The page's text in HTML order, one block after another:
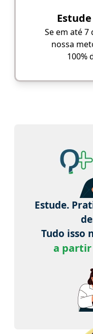
Se em até
nossa
100%
Estude.
Tudo isso
a partir